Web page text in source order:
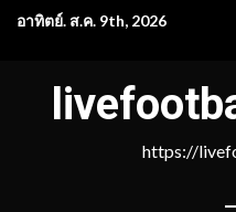
Skipอาทิตย์. ส.ค. 9th, 2026
https://